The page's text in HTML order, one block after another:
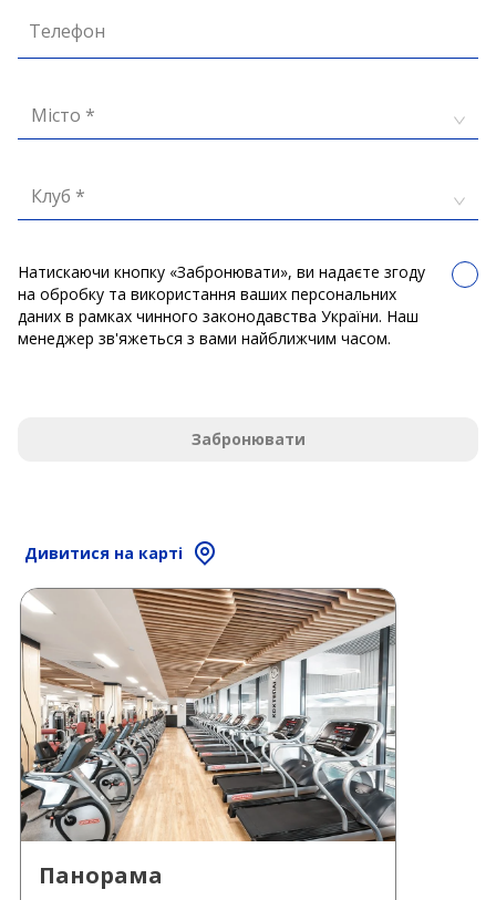
Телефон
Місто *
Клуб *
Натискаючи кнопку «Забронювати», ви надаєте згоду
на обробку та використання ваших персональних
даних в рамках чинного законодавства України. Наш
менеджер зв'яжеться з вами найближчим часом.
Забронювати
Дивитися на карті
Панорама